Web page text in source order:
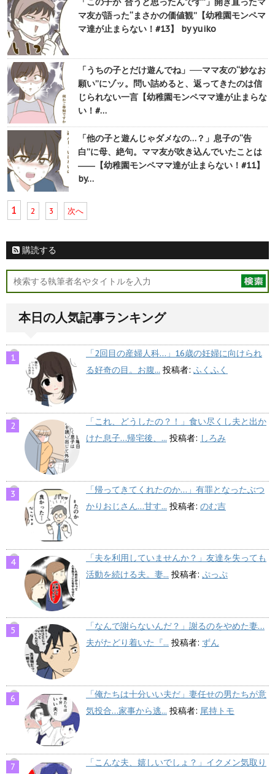
マ友が語った“まさかの価値観”【幼稚園モンペマ
マ達が止まらない！#13】 by yuiko
「うちの子とだけ遊んでね」──ママ友の“妙なお
願い”にゾッ。問い詰めると、返ってきたのは信
じられない一言【幼稚園モンペママ達が止まらな
い！#…
「他の子と遊んじゃダメなの…？」息子の“告
白”に母、絶句。ママ友が吹き込んでいたことは
――【幼稚園モンペママ達が止まらない！#11】
by…
1 2 3 次へ
購読する
本日の人気記事ランキング
「2回目の産婦人科…」16歳の妊婦に向けられ
る好奇の目。お腹... 投稿者: ふくふく
「これ、どうしたの？！」食い尽くし夫と出か
けた息子…帰宅後、... 投稿者: しろみ
「帰ってきてくれたのか…」有罪となったぶつ
かりおじさん…甘す... 投稿者: のむ吉
「夫を利用していませんか？」友達を失っても
活動を続ける夫。妻... 投稿者: ぷっぷ
「なんで謝らないんだ？」謝るのをやめた妻…
夫がたどり着いた『... 投稿者: ずん
「俺たちは十分いい夫だ」妻任せの男たちが意
気投合…家事から逃... 投稿者: 尾持トモ
「こんな夫、嬉しいでしょ？」イクメン気取り